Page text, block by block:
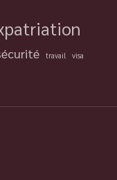
travail visa